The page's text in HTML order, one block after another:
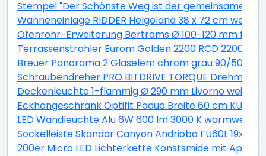
Stempel "Der Schönste Weg ist der gemeinsame"
Wanneneinlage RIDDER Helgoland 38 x 72 cm weiß
Ofenrohr-Erweiterung Bertrams Ø 100-120 mm
Terrassenstrahler Eurom Golden 2200 RCD 2200W
Breuer Panorama 2 Glaselem chrom grau 90/50 cm
Schraubendreher PRO BITDRIVE TORQUE
Deckenleuchte 1-flammig Ø 290 mm Livorno weiß/
Eckhängeschrank Optifit Padua Breite 60 cm KUPD
LED Wandleuchte Alu 6W 600 lm 3000 K warmweiß
Sockelleiste Skandor Canyon Andrioba FU60L
200er Micro LED Lichterkette Konstsmide mit App